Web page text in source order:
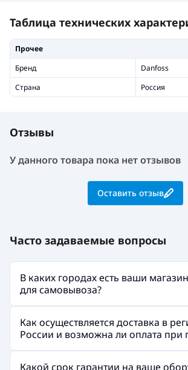
Таблица технических
Прочее
Бренд
Danfoss
Страна
Россия
Отзывы
У данного товара пока нет отзывов
Оставить отзыв
Часто задаваемые вопросы
В каких городах есть ваши
для самовывоза?
Как осуществляется доставка в
России и возможна ли оплата при
Какой срок гарантии на ваше